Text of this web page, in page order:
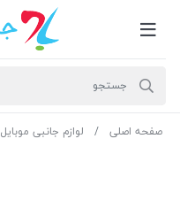
صفحه اصلی لوازم جانبی موبایل